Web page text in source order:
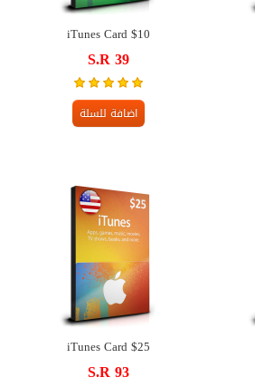
iTunes Card $10
S.R 39
اضافة للسلة
iTunes Card $25
S.R 93